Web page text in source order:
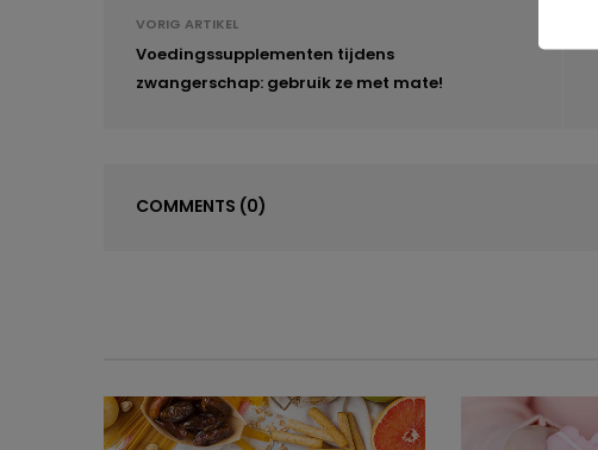
VORIG ARTIKEL
Voedingssupplementen tijdens
zwangerschap: gebruik ze met mate!
COMMENTS (0)